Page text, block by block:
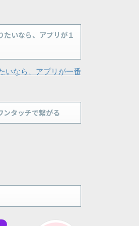
たいなら、アプリが１
いなら、アプリが一番
ンタッチで繋がる